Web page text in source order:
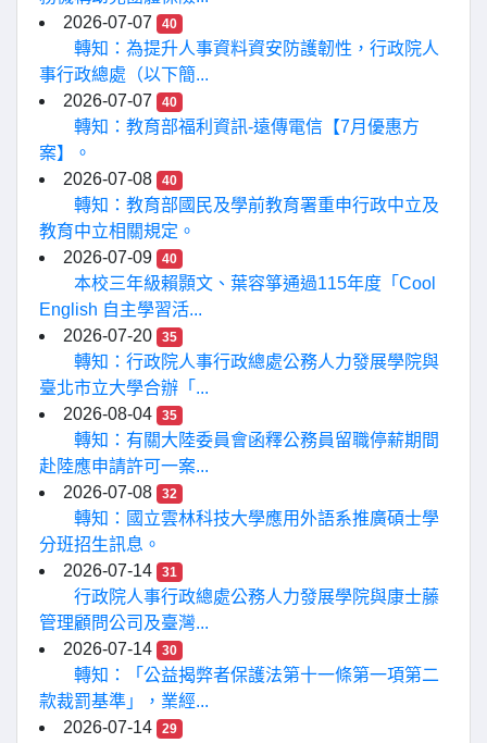
2026-07-07
40
轉知：為提升人事資料資安防護韌性，行政院人
事行政總處（以下簡...
2026-07-07
40
轉知：教育部福利資訊-遠傳電信【7月優惠方
案】。
2026-07-08
40
轉知：教育部國民及學前教育署重申行政中立及
教育中立相關規定。
2026-07-09
40
本校三年級賴顥文、葉容箏通過115年度「Cool
English 自主學習活...
2026-07-20
35
轉知：行政院人事行政總處公務人力發展學院與
臺北市立大學合辦「...
2026-08-04
35
轉知：有關大陸委員會函釋公務員留職停薪期間
赴陸應申請許可一案...
2026-07-08
32
轉知：國立雲林科技大學應用外語系推廣碩士學
分班招生訊息。
2026-07-14
31
行政院人事行政總處公務人力發展學院與康士藤
管理顧問公司及臺灣...
2026-07-14
30
轉知：「公益揭弊者保護法第十一條第一項第二
款裁罰基準」，業經...
2026-07-14
29